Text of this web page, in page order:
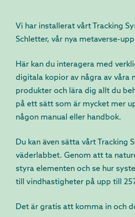
Vi har installerat vårt Tracking
Schletter, vår nya metaverse-
Här kan du interagera med
digitala kopior av några av våra
produkter och lära dig allt du
på ett sätt som är mycket mer
någon manual eller handbok.
Du kan även sätta vårt Tracking
väderlabbet. Genom att ta
styra elementen och se hur
till vindhastigheter på upp till
Det är gratis att komma in och